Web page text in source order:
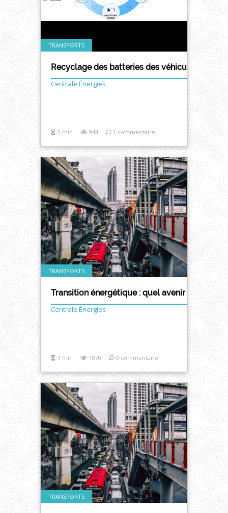
TRANSPORTS
Recyclage des batteries des véhicules
Centrale Énergies
2 min 944 1 commentaire
TRANSPORTS
Transition énergétique : quel avenir pour le
Centrale Énergies
1 min 1070 0 commentaire
TRANSPORTS